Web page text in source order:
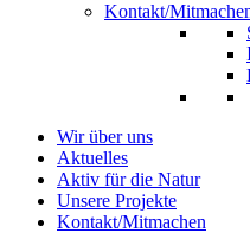
Kontakt/
Wir über uns
Aktuelles
Aktiv für die Natur
Unsere Projekte
Kontakt/Mitmachen